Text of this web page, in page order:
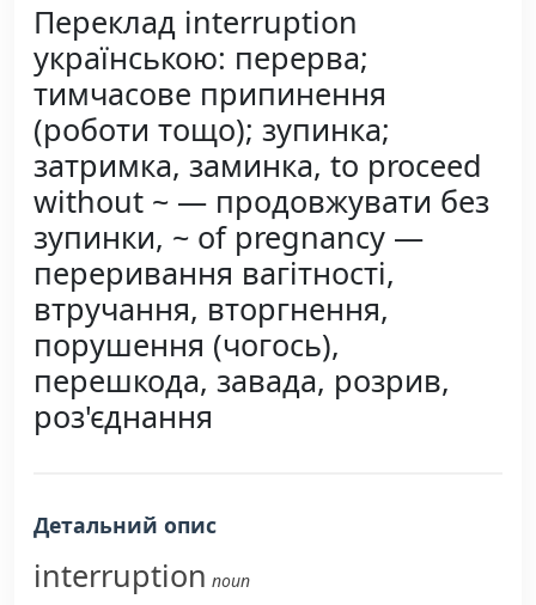
Переклад interruption
українською: перерва;
тимчасове припинення
(роботи тощо); зупинка;
затримка, заминка, to proceed
without ~ — продовжувати без
зупинки, ~ of pregnancy —
переривання вагітності,
втручання, вторгнення,
порушення (чогось),
перешкода, завада, розрив,
роз'єднання
Детальний опис
interruption noun